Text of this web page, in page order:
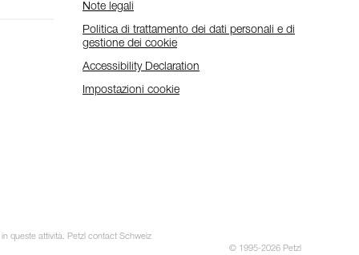
Note legali
Politica di trattamento dei dati personali e di
gestione dei cookie
Accessibility Declaration
Impostazioni cookie
queste attività. Petzl contact Schweiz
© 1995-2026 Petzl